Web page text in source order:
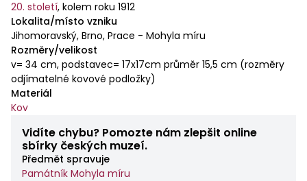
20. století, kolem roku 1912
Lokalita/místo vzniku
Jihomoravský, Brno, Prace - Mohyla míru
Rozměry/velikost
v= 34 cm, podstavec= 17x17cm průměr 15,5 cm (rozměry
odjímatelné kovové podložky)
Materiál
Kov
Vidíte chybu? Pomozte nám zlepšit online
sbírky českých muzeí.
Předmět spravuje
Památník Mohyla míru